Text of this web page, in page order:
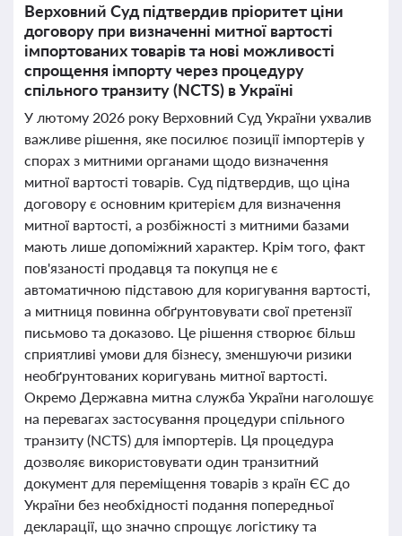
Верховний Суд підтвердив пріоритет ціни
договору при визначенні митної вартості
імпортованих товарів та нові можливості
спрощення імпорту через процедуру
спільного транзиту (NCTS) в Україні
У лютому 2026 року Верховний Суд України ухвалив
важливе рішення, яке посилює позиції імпортерів у
спорах з митними органами щодо визначення
митної вартості товарів. Суд підтвердив, що ціна
договору є основним критерієм для визначення
митної вартості, а розбіжності з митними базами
мають лише допоміжний характер. Крім того, факт
пов'язаності продавця та покупця не є
автоматичною підставою для коригування вартості,
а митниця повинна обґрунтовувати свої претензії
письмово та доказово. Це рішення створює більш
сприятливі умови для бізнесу, зменшуючи ризики
необґрунтованих коригувань митної вартості.
Окремо Державна митна служба України наголошує
на перевагах застосування процедури спільного
транзиту (NCTS) для імпортерів. Ця процедура
дозволяє використовувати один транзитний
документ для переміщення товарів з країн ЄС до
України без необхідності подання попередньої
декларації, що значно спрощує логістику та